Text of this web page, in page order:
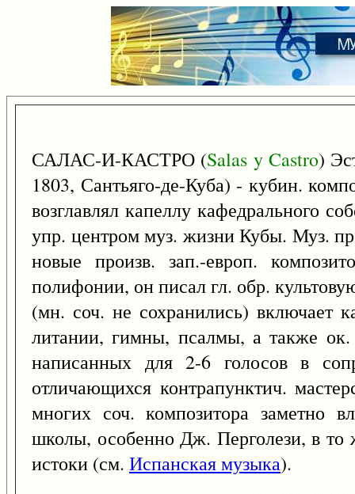
САЛАС-И-КАСТРО (Salas y Castro)
1803, Сантьяго-де-Куба) - кубин.
возглавлял капеллу кафедрального
упр. центром муз. жизни Кубы. Муз.
новые произв. зап.-европ.
полифонии, он писал гл. обр.
(мн. соч. не сохранились) включает
литании, гимны, псалмы, а также ок.
написанных для 2-6 голосов в
отличающихся контрапунктич.
многих соч. композитора заметно
школы, особенно Дж. Перголези, в
истоки (см. Испанская музыка).